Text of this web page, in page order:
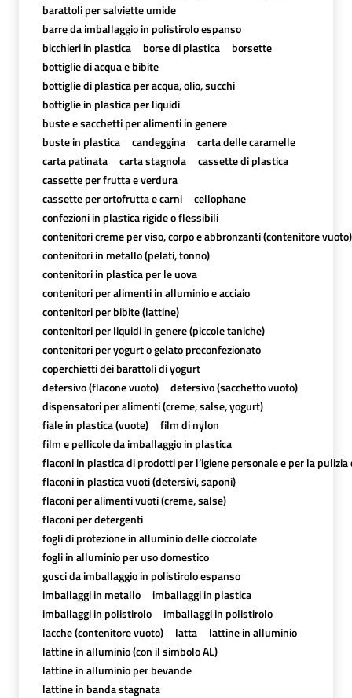
barattoli per salviette umide
barre da imballaggio in polistirolo espanso
bicchieri in plastica
borse di plastica
borsette
bottiglie di acqua e bibite
bottiglie di plastica per acqua, olio, succhi
bottiglie in plastica per liquidi
buste e sacchetti per alimenti in genere
buste in plastica
candeggina
carta delle caramelle
carta patinata
carta stagnola
cassette di plastica
cassette per frutta e verdura
cassette per ortofrutta e carni
cellophane
confezioni in plastica rigide o flessibili
contenitori creme per viso, corpo e abbronzanti (contenitore vuoto)
contenitori in metallo (pelati, tonno)
contenitori in plastica per le uova
contenitori per alimenti in alluminio e acciaio
contenitori per bibite (lattine)
contenitori per liquidi in genere (piccole taniche)
contenitori per yogurt o gelato preconfezionato
coperchietti dei barattoli di yogurt
detersivo (flacone vuoto)
detersivo (sacchetto vuoto)
dispensatori per alimenti (creme, salse, yogurt)
fiale in plastica (vuote)
film di nylon
film e pellicole da imballaggio in plastica
flaconi in plastica di prodotti per l’igiene personale e per la pulizia
flaconi in plastica vuoti (detersivi, saponi)
flaconi per alimenti vuoti (creme, salse)
flaconi per detergenti
fogli di protezione in alluminio delle cioccolate
fogli in alluminio per uso domestico
gusci da imballaggio in polistirolo espanso
imballaggi in metallo
imballaggi in plastica
imballaggi in polistirolo
imballaggi in polistirolo
lacche (contenitore vuoto)
latta
lattine in alluminio
lattine in alluminio (con il simbolo AL)
lattine in alluminio per bevande
lattine in banda stagnata